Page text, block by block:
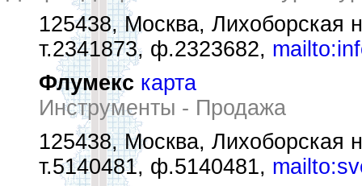
125438, Москва, Лихоборская
т.2341873, ф.2323682,
Флумекс карта
Инструменты - Продажа
125438, Москва, Лихоборская
т.5140481, ф.5140481,